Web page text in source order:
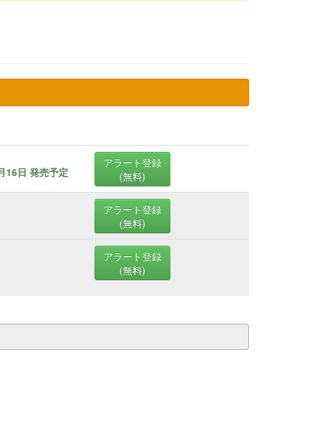
16日 発売予定
アラート登録
(無料)
アラート登録
(無料)
アラート登録
(無料)